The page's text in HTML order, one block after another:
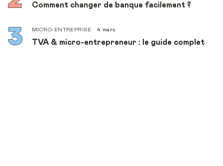
Comment changer de banque facilement ?
MICRO-ENTREPRISE 4 mars
TVA & micro-entrepreneur : le guide complet